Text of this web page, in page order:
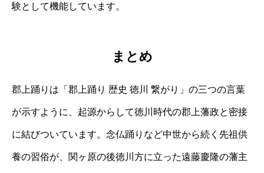
験として機能しています。
まとめ
郡上踊りは「郡上踊り 歴史 徳川 繋がり」の三つの言葉
が示すように、起源からして徳川時代の郡上藩政と密接
に結びついています。念仏踊りなど中世から続く先祖供
養の習俗が、関ヶ原の後徳川方に立った遠藤慶隆の藩主